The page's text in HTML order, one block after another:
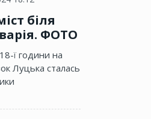
біля
ФОТО
ї години на
Луцька сталась